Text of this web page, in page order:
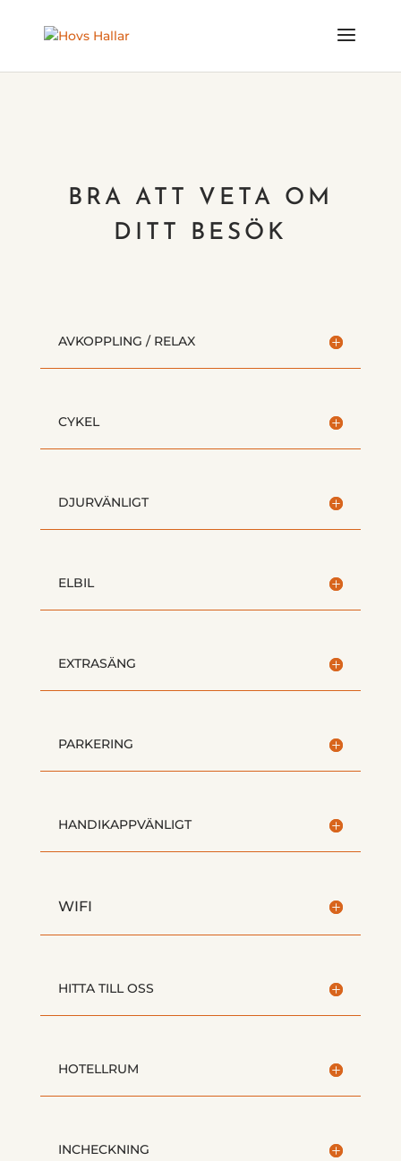
BRA ATT VETA OM
DITT BESÖK
AVKOPPLING / RELAX
CYKEL
DJURVÄNLIGT
ELBIL
EXTRASÄNG
PARKERING
HANDIKAPPVÄNLIGT
WIFI
HITTA TILL OSS
HOTELLRUM
INCHECKNING